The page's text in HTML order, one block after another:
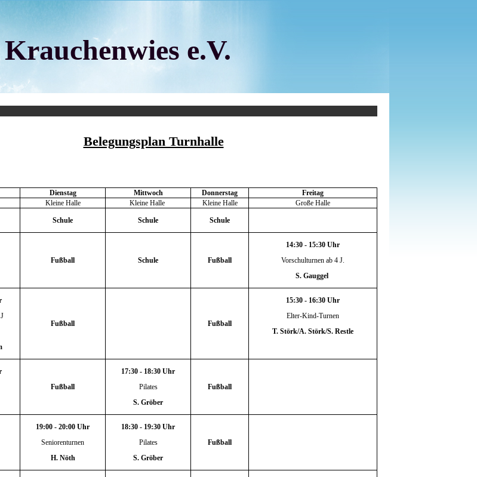
e.V.
Belegungsplan Turnhalle
Dienstag Mittwoch Donnerstag
Freitag
Kleine Halle Kleine Halle Kleine Halle Große Halle
Schule Schule Schule
Fußball Schule Fußball
14:30 - 15:30 Uhr
Vorschulturnen ab 4 J.
S. Gauggel
Fußball Fußball
15:30 - 16:30 Uhr
Elter-Kind-Turnen
T. Störk/A. Störk/S. Restle
Fußball
17:30 - 18:30 Uhr
Pilates
S. Gröber
Fußball
19:00 - 20:00 Uhr
Seniorenturnen
H. Nöth
18:30 - 19:30 Uhr
Pilates
S. Gröber
Fußball